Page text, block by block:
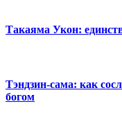
Такаяма Укон:
Тэндзин-сама: как
богом